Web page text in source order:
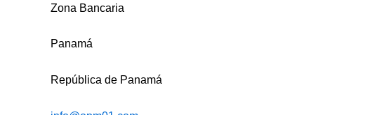
Zona Bancaria
Panamá
República de Panamá